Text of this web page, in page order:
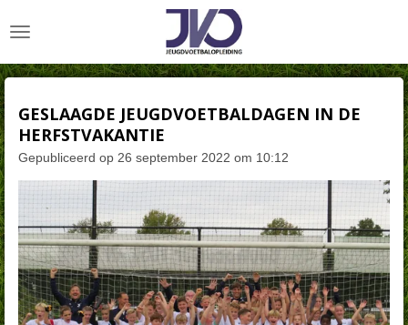
direct
de
GESLAAGDE JEUGDVOETBALDAGEN IN DE
HERFSTVAKANTIE
Gepubliceerd op 26 september 2022 om 10:12